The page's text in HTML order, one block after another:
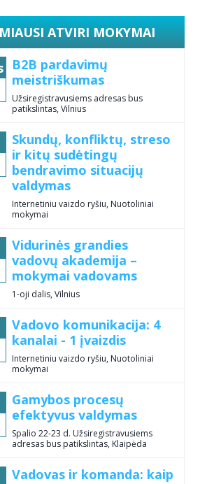
ATVIRI MOKYMAI
B2B pardavimų
meistriškumas
Užsiregistravusiems adresas bus
patikslintas, Vilnius
Skundų, konfliktų, streso
ir kitų sudėtingų
bendravimo situacijų
valdymas
Internetiniu vaizdo ryšiu, Nuotoliniai
mokymai
Vidurinės grandies
vadovų akademija –
mokymai vadovams
1-oji dalis, Vilnius
Vadovo komunikacija: 4
kanalai - 1 įvaizdis
Internetiniu vaizdo ryšiu, Nuotoliniai
mokymai
Gamybos procesų
efektyvus valdymas
Spalio 22-23 d. Užsiregistravusiems
adresas bus patikslintas, Klaipėda
Vadovas ir komanda: kaip